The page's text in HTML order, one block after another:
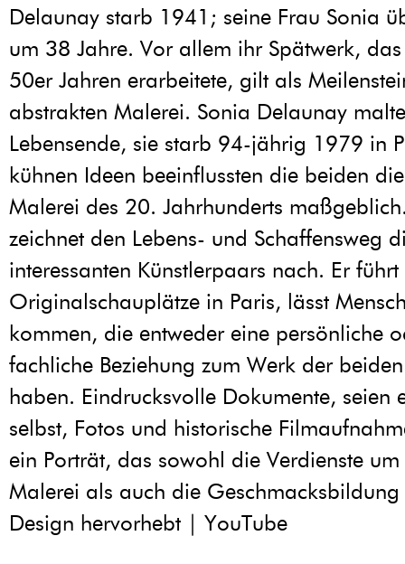
Delaunay starb 1941; seine Frau Sonia
um 38 Jahre. Vor allem ihr Spätwerk,
50er Jahren erarbeitete, gilt als
abstrakten Malerei. Sonia Delaunay
Lebensende, sie starb 94-jährig 1979 in
kühnen Ideen beeinflussten die beiden
Malerei des 20. Jahrhunderts
zeichnet den Lebens- und Schaffensweg
interessanten Künstlerpaars nach. Er
Originalschauplätze in Paris, lässt
kommen, die entweder eine persönliche
fachliche Beziehung zum Werk der
haben. Eindrucksvolle Dokumente, seien
selbst, Fotos und historische
ein Porträt, das sowohl die Verdienste
Malerei als auch die Geschmacksbildung
Design hervorhebt | YouTube